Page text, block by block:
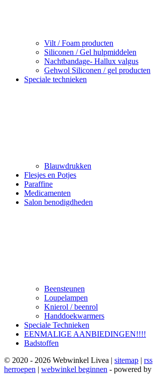
Vilt / Foam producten
Siliconen / Gel hulpmiddelen
Nachtbandage- Hallux valgus
Gehwol Siliconen / gel producten
Speciale technieken
Blauwdrukken
Flesjes en Potjes
Paraffine
Medicamenten
Salon benodigdheden
Beensteunen
Loupelampen
Knierol / beenrol
Handdoekwarmers
Speciale Technieken
EENMALIGE AANBIEDINGEN!!!!
Badstoffen
© 2020 - 2026 Webwinkel Livea | sitemap | rss
herroepen | webwinkel beginnen - powered by